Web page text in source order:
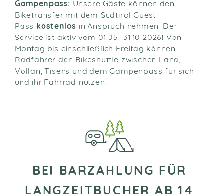
Gampenpass: Unsere Gäste können den
Biketransfer mit dem Südtirol Guest
Pass kostenlos in Anspruch nehmen. Der
Service ist aktiv vom 01.05.-31.10.2026! Von
Montag bis einschließlich Freitag können
Radfahrer den Bikeshuttle zwischen Lana,
Völlan, Tisens und dem Gampenpass für sich
und ihr Fahrrad nutzen.
BEI BARZAHLUNG FÜR
LANGZEITBUCHER AB 14